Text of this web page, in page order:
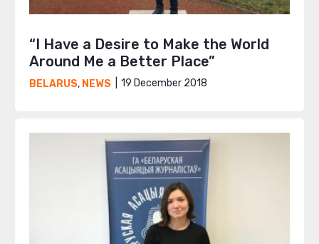
“I Have a Desire to Make the World
Around Me a Better Place”
BELARUS, NEWS 19 December 2018